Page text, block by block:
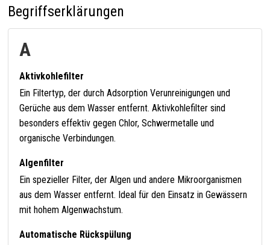
Begriffserklärungen
A
Aktivkohlefilter
Ein Filtertyp, der durch Adsorption Verunreinigungen und
Gerüche aus dem Wasser entfernt. Aktivkohlefilter sind
besonders effektiv gegen Chlor, Schwermetalle und
organische Verbindungen.
Algenfilter
Ein spezieller Filter, der Algen und andere Mikroorganismen
aus dem Wasser entfernt. Ideal für den Einsatz in Gewässern
mit hohem Algenwachstum.
Automatische Rückspülung